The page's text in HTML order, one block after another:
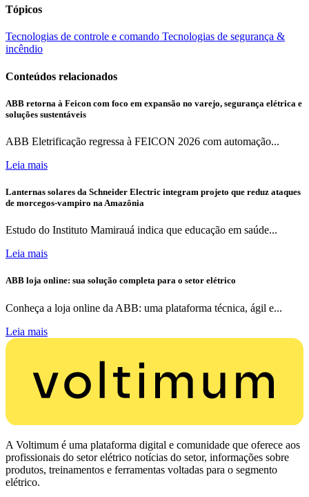
Tópicos
Tecnologias de controle e comando Tecnologias de segurança &
incêndio
Conteúdos relacionados
ABB retorna à Feicon com foco em expansão no varejo, segurança elétrica e
soluções sustentáveis
ABB Eletrificação regressa à FEICON 2026 com automação...
Leia mais
Lanternas solares da Schneider Electric integram projeto que reduz ataques
de morcegos-vampiro na Amazônia
Estudo do Instituto Mamirauá indica que educação em saúde...
Leia mais
ABB loja online: sua solução completa para o setor elétrico
Conheça a loja online da ABB: uma plataforma técnica, ágil e...
Leia mais
A Voltimum é uma plataforma digital e comunidade que oferece aos
profissionais do setor elétrico notícias do setor, informações sobre
produtos, treinamentos e ferramentas voltadas para o segmento
elétrico.